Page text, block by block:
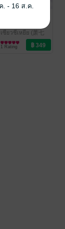
เซียวชีเหยีย (萧七
爷)/ Ink Stone
นิยายรักจีนโบราณ
1 Rating
- 16 ส.ค.